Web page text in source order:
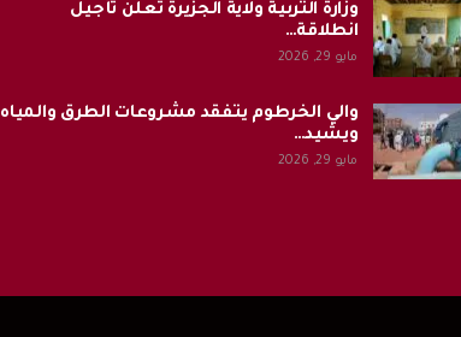
وزارة التربية ولاية الجزيرة تعلن تأجيل
انطلاقة…
مايو 29, 2026
والي الخرطوم يتفقد مشروعات الطرق والمياه
ويشيد…
مايو 29, 2026